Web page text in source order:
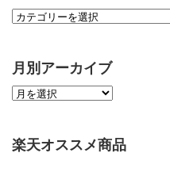
月別アーカイブ
楽天オススメ商品